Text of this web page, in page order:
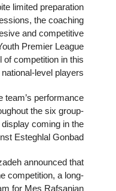
limited preparation
the coaching
and competitive
Premier League
competition in this
level players.
team’s performance
the six group-
coming in the
Esteghlal Gonbad.
announced that
competition, a long-